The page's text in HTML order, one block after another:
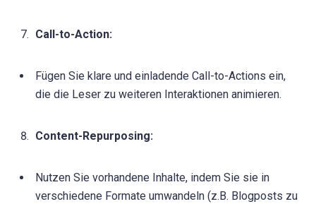
Call-to-Action:
Fügen Sie klare und einladende Call-to-Actions ein,
die die Leser zu weiteren Interaktionen animieren.
Content-Repurposing:
Nutzen Sie vorhandene Inhalte, indem Sie sie in
verschiedene Formate umwandeln (z.B. Blogposts zu